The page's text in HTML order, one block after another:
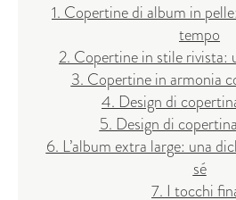
1. Copertine di album in
tempo
2. Copertine in stile rivista:
3. Copertine in armonia
4. Design di
5. Design di
6. L’album extra large: una
sé
7. I tocchi